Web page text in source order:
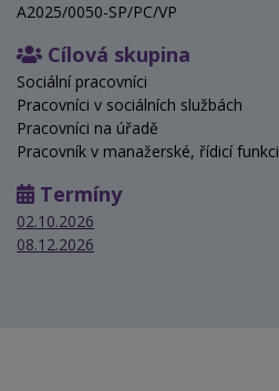
A2025/0050-SP/PC/VP
Cílová skupina
Sociální pracovníci
Pracovníci v sociálních službách
Pracovníci na úřadě
Pracovník v manažerské, řídicí funkci
Termíny
02.10.2026
08.12.2026